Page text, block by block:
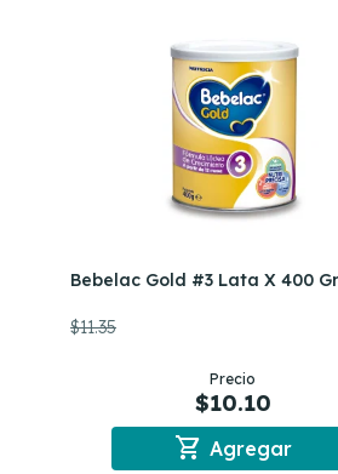
Bebelac Gold #3 Lata X 400
$11.35
Precio
$10.10
shopping_cart Agregar